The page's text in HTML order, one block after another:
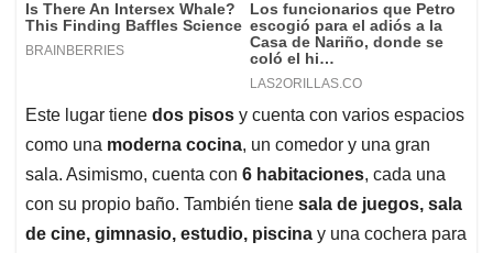
Este lugar tiene dos pisos y cuenta con varios espacios
como una moderna cocina, un comedor y una gran
sala. Asimismo, cuenta con 6 habitaciones, cada una
con su propio baño. También tiene sala de juegos, sala
de cine, gimnasio, estudio, piscina y una cochera para